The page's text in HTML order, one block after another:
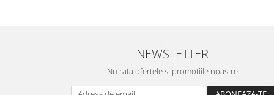
NEWSLETTER
Nu rata ofertele si promotiile noastre